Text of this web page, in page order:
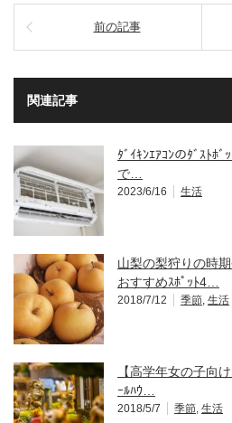
前の記事
関連記事
ﾀﾞｲｷﾝｴｱｺﾝのﾀﾞｽﾄﾎ
で…
2023/6/16 生活
山梨の梨狩りの時
おすすめｽﾎﾟｯﾄ4…
2018/7/12 季節 生活
【高学年女の子向
ｰﾙﾊｳ…
2018/5/7 季節 生活